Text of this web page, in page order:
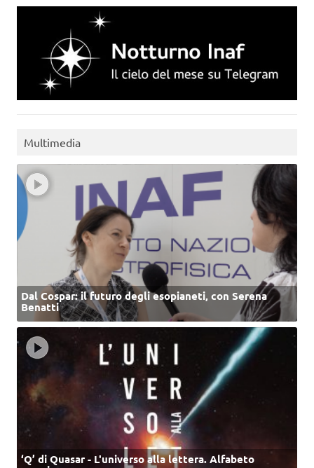
Multimedia
Dal Cospar: il futuro degli esopianeti, con Serena
Benatti
‘Q’ di Quasar - L'universo alla lettera. Alfabeto